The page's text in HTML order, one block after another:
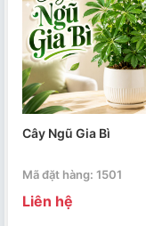
Cây Ngũ Gia Bì
Mã đặt hàng: 1501
Liên hệ